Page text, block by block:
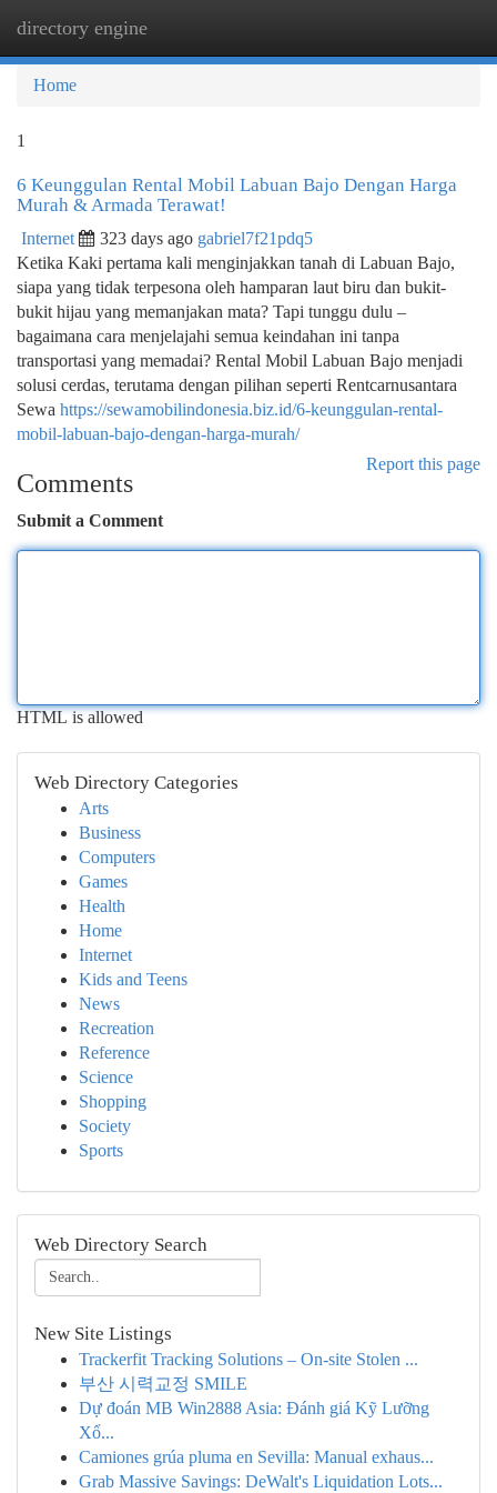
directory engine
Home
1
6 Keunggulan Rental Mobil Labuan Bajo Dengan Harga
Murah & Armada Terawat!
Internet 323 days ago gabriel7f21pdq5
Ketika Kaki pertama kali menginjakkan tanah di Labuan Bajo,
siapa yang tidak terpesona oleh hamparan laut biru dan bukit-
bukit hijau yang memanjakan mata? Tapi tunggu dulu –
bagaimana cara menjelajahi semua keindahan ini tanpa
transportasi yang memadai? Rental Mobil Labuan Bajo menjadi
solusi cerdas, terutama dengan pilihan seperti Rentcarnusantara
Sewa https://sewamobilindonesia.biz.id/6-keunggulan-rental-
mobil-labuan-bajo-dengan-harga-murah/
Report this page
Comments
Submit a Comment
HTML is allowed
Web Directory Categories
Arts
Business
Computers
Games
Health
Home
Internet
Kids and Teens
News
Recreation
Reference
Science
Shopping
Society
Sports
Web Directory Search
New Site Listings
Trackerfit Tracking Solutions – On-site Stolen ...
부산 시력교정 SMILE
Dự đoán MB Win2888 Asia: Đánh giá Kỹ Lưỡng
Xổ...
Camiones grúa pluma en Sevilla: Manual exhaus...
Grab Massive Savings: DeWalt's Liquidation Lots...